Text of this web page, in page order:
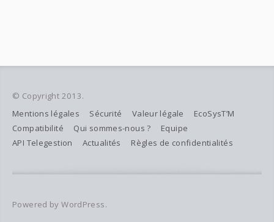
© Copyright 2013.
Mentions légales
Sécurité Valeur légale
EcoSysT’M
Compatibilité
Qui sommes-nous ?
Equipe
API Telegestion
Actualités Règles de confidentialités
Powered by WordPress.